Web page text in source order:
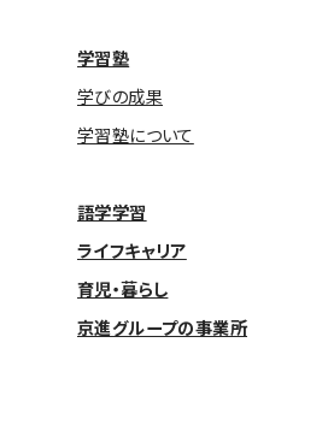
学習塾
学びの成果
学習塾について
語学学習
ライフキャリア
育児・暮らし
京進グループの事業所